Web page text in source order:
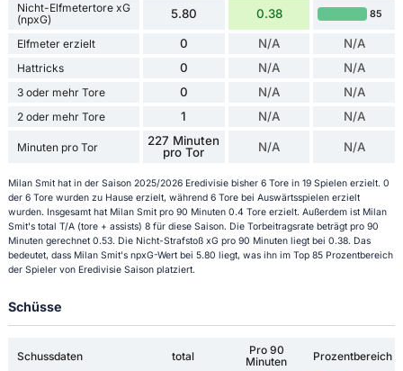
Nicht-Elfmetertore xG
(npxG)
5.80 0.38 85
Elfmeter erzielt 0 N/A N/A
Hattricks 0 N/A N/A
3 oder mehr Tore 0 N/A N/A
2 oder mehr Tore 1 N/A N/A
Minuten pro Tor
227 Minuten
pro Tor
N/A N/A
Milan Smit hat in der Saison 2025/2026 Eredivisie bisher 6 Tore in 19 Spielen erzielt. 0
der 6 Tore wurden zu Hause erzielt, während 6 Tore bei Auswärtsspielen erzielt
wurden. Insgesamt hat Milan Smit pro 90 Minuten 0.4 Tore erzielt. Außerdem ist Milan
Smit's total T/A (tore + assists) 8 für diese Saison. Die Torbeitragsrate beträgt pro 90
Minuten gerechnet 0.53. Die Nicht-Strafstoß xG pro 90 Minuten liegt bei 0.38. Das
bedeutet, dass Milan Smit's npxG-Wert bei 5.80 liegt, was ihn im Top 85 Prozentbereich
der Spieler von Eredivisie Saison platziert.
Schüsse
Schussdaten total
Pro 90
Minuten
Prozentbereich